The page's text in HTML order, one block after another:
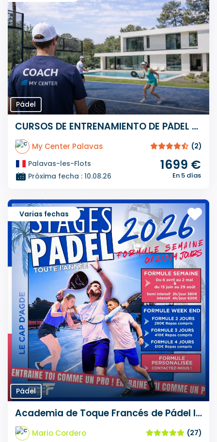
Pádel
CURSOS DE ENTRENAMIENTO DE PÁDEL PREMIUM DE 5 DÍAS
My Center Palavas
(2)
Palavas-les-Flots
Próxima fecha : 10.08.26
1699 €
En 5 días
Varias fechas
Pádel
Academia de Toque Francés de Pádel Intensivo Stage
Mario Cordero
(27)